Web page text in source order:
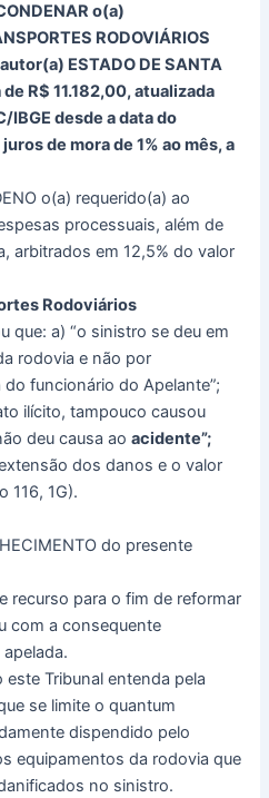
o(a)
RODOVIÁRIOS
ESTADO DE SANTA
R$ 11.182,00, atualizada
IBGE desde a data do
de mora de 1% ao mês, a
o(a) requerido(a) ao
processuais, além de
arbitrados em 12,5% do valor
Rodoviários
que: a) “o sinistro se deu em
rodovia e não por
funcionário do Apelante”;
ilícito, tampouco causou
deu causa aoacidente”;
dos danos e o valor
116, 1G).
do presente
recurso para o fim de reformar
com a consequente
Tribunal entenda pela
se limite o quantum
dispendido pelo
equipamentos da rodovia que
no sinistro.